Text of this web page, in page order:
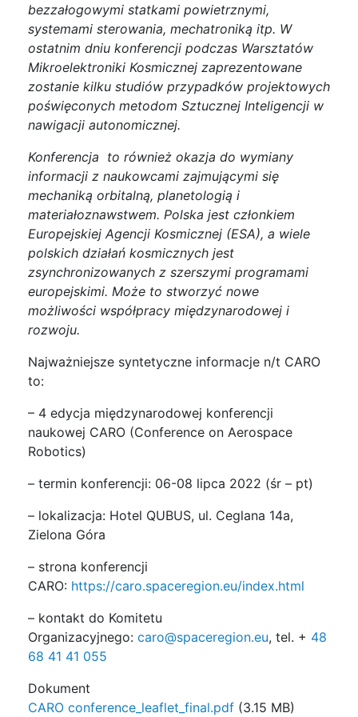
bezzałogowymi statkami powietrznymi,
systemami sterowania, mechatroniką itp. W
ostatnim dniu konferencji podczas Warsztatów
Mikroelektroniki Kosmicznej zaprezentowane
zostanie kilku studiów przypadków projektowych
poświęconych metodom Sztucznej Inteligencji w
nawigacji autonomicznej.
Konferencja to również okazja do wymiany
informacji z naukowcami zajmującymi się
mechaniką orbitalną, planetologią i
materiałoznawstwem. Polska jest członkiem
Europejskiej Agencji Kosmicznej (ESA), a wiele
polskich działań kosmicznych jest
zsynchronizowanych z szerszymi programami
europejskimi. Może to stworzyć nowe
możliwości współpracy międzynarodowej i
rozwoju.
Najważniejsze syntetyczne informacje n/t CARO
to:
– 4 edycja międzynarodowej konferencji
naukowej CARO (Conference on Aerospace
Robotics)
– termin konferencji: 06-08 lipca 2022 (śr – pt)
– lokalizacja: Hotel QUBUS, ul. Ceglana 14a,
Zielona Góra
– strona konferencji
CARO: https://caro.spaceregion.eu/index.html
– kontakt do Komitetu
Organizacyjnego: caro@spaceregion.eu, tel. + 48
68 41 41 055
Dokument
CARO conference_leaflet_final.pdf (3.15 MB)